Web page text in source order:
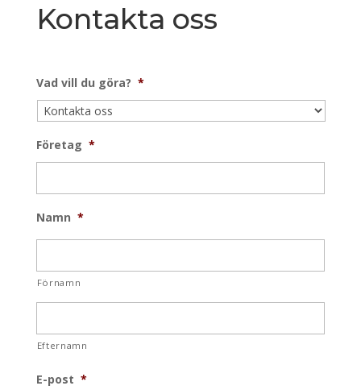
Kontakta oss
Vad vill du göra? *
Företag *
Namn *
Förnamn
Efternamn
E-post *